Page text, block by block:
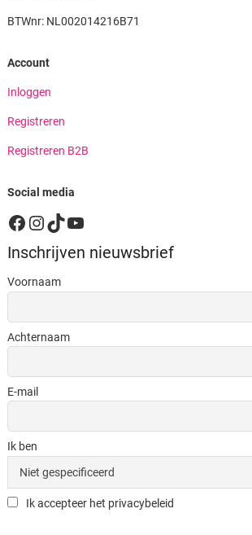
BTWnr: NL002014216B71
Account
Inloggen
Registreren
Registreren B2B
Social media
Facebook
Instagram
TikTok
YouTube
Inschrijven nieuwsbrief
Voornaam
Achternaam
E-mail
Ik ben
Ik accepteer het privacybeleid